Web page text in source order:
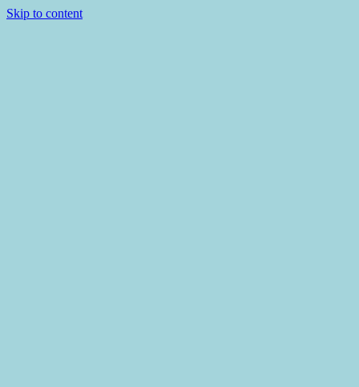
Skip to content